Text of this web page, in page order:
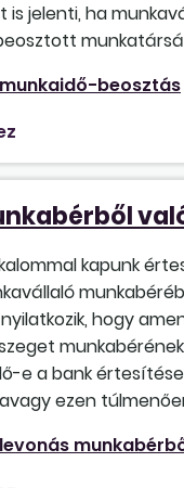
is jelenti, ha
munkaidő-beosztás
kapunk
hogy
e a bank
ezen
levonás